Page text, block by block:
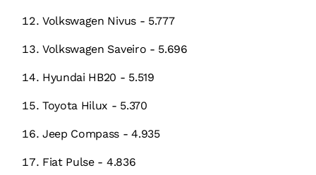
Volkswagen Nivus - 5.777
Volkswagen Saveiro - 5.696
Hyundai HB20 - 5.519
Toyota Hilux - 5.370
Jeep Compass - 4.935
Fiat Pulse - 4.836